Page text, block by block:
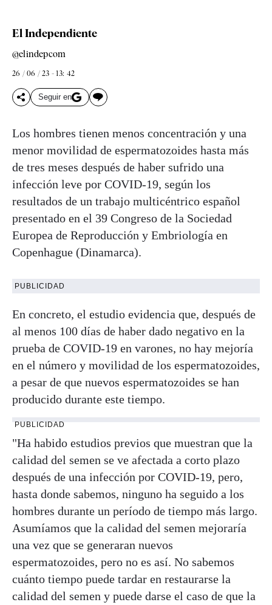
El Independiente
@elindepcom
26 / 06 / 23 - 13: 42
Seguir en
Los hombres tienen menos concentración y una
menor movilidad de espermatozoides hasta más
de tres meses después de haber sufrido una
infección leve por COVID-19, según los
resultados de un trabajo multicéntrico español
presentado en el 39 Congreso de la Sociedad
Europea de Reproducción y Embriología en
Copenhague (Dinamarca).
PUBLICIDAD
En concreto, el estudio evidencia que, después de
al menos 100 días de haber dado negativo en la
prueba de COVID-19 en varones, no hay mejoría
en el número y movilidad de los espermatozoides,
a pesar de que nuevos espermatozoides se han
producido durante este tiempo.
PUBLICIDAD
"Ha habido estudios previos que muestran que la
calidad del semen se ve afectada a corto plazo
después de una infección por COVID-19, pero,
hasta donde sabemos, ninguno ha seguido a los
hombres durante un período de tiempo más largo.
Asumíamos que la calidad del semen mejoraría
una vez que se generaran nuevos
espermatozoides, pero no es así. No sabemos
cuánto tiempo puede tardar en restaurarse la
calidad del semen y puede darse el caso de que la